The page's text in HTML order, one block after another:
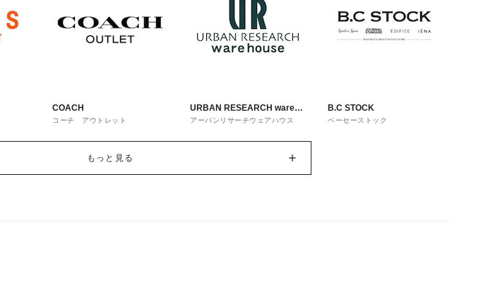
COACH
コーチ アウトレット
URBAN RESEARCH ware
house
アーバンリサーチウェアハウス
B.C STOCK
ベーセーストック
もっと見る